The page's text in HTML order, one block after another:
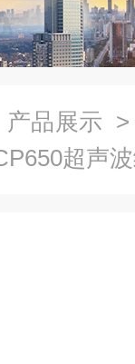
产品展示
超声